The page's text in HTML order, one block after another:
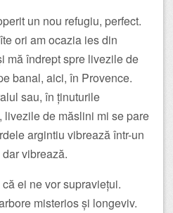
un nou refugiu, perfect.
ori am ocazia ies din
mă îndrept spre livezile de
banal, aici, în Provence.
sau, în ținuturile
livezile de măslini mi se pare
argintiu vibrează într-un
vibrează.
ei ne vor supraviețui.
misterios și longeviv.